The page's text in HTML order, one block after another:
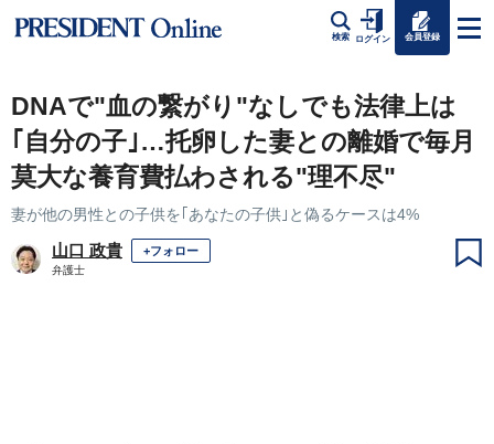
検索 ログイン 会員登録
DNAで"血の繋がり"なしでも法律上は
｢自分の子｣…托卵した妻との離婚で毎月
莫大な養育費払わされる"理不尽"
妻が他の男性との子供を｢あなたの子供｣と偽るケースは4%
山口 政貴 +フォロー
弁護士